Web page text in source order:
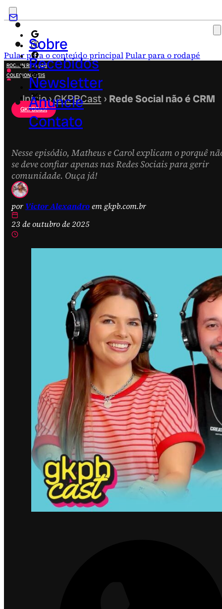
Pular para o conteúdo principalPular para o rodapé
Sobre
Recebidos
Newsletter
Anuncie
Contato
ROCK IN RIO 2026
COLECIONÁVEIS
FESTA JUNINA
NOVIDADES
CAMPANHAS CRIATIVAS
Início›GKPBCast › Rede Social não é CRM
GKPBCast
Nesse episódio, Matheus e Carol explicam o porquê
se deve confiar apenas nas Redes Sociais para gerir
comunidade. Ouça já!
por Victor Alexandroem gkpb.com.br
23 de outubro de 2025